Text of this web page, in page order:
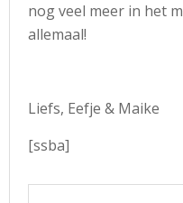
nog veel meer in het
allemaal!
Liefs, Eefje & Maike
[ssba]